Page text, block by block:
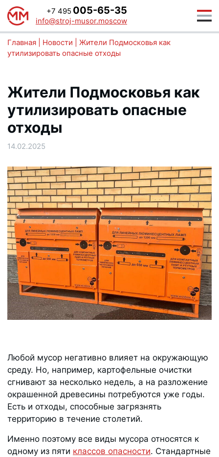
+7 495 005-65-35
info@stroj-musor.moscow
Главная Новости
Жители Подмосковья как
утилизировать опасные отходы
Жители Подмосковья как
утилизировать опасные
отходы
14.02.2025
Любой мусор негативно влияет на окружающую
среду. Но, например, картофельные очистки
сгнивают за несколько недель, а на разложение
окрашенной древесины потребуются уже годы.
Есть и отходы, способные загрязнять
территорию в течение столетий.
Именно поэтому все виды мусора относятся к
одному из пяти классов опасности. Стандартные